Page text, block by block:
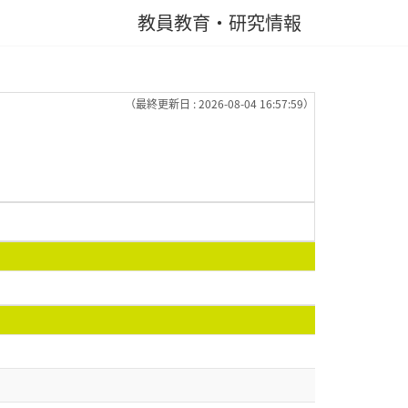
教員教育・研究情報
（最終更新日 : 2026-08-04 16:57:59）